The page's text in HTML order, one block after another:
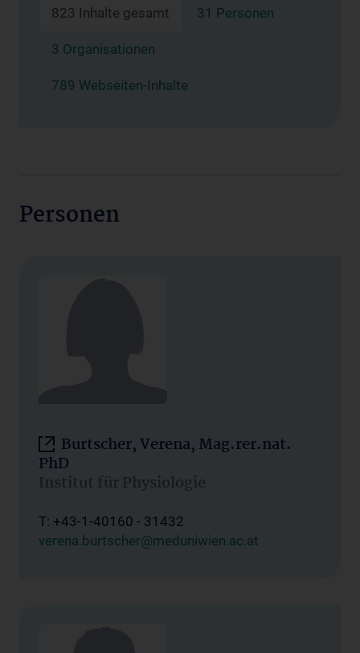
823 Inhalte gesamt 31 Personen
3 Organisationen
789 Webseiten-Inhalte
Personen
Burtscher, Verena, Mag.rer.nat.
PhD
Institut für Physiologie
T: +43-1-40160 - 31432
verena.burtscher@meduniwien.ac.at